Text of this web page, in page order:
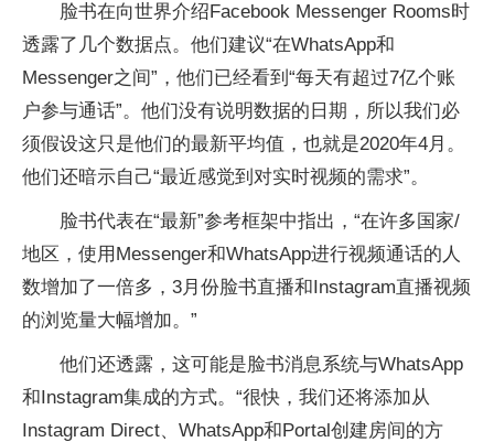
脸书在向世界介绍Facebook Messenger Rooms时
透露了几个数据点。他们建议“在WhatsApp和
Messenger之间”，他们已经看到“每天有超过7亿个账
户参与通话”。他们没有说明数据的日期，所以我们必
须假设这只是他们的最新平均值，也就是2020年4月。
他们还暗示自己“最近感觉到对实时视频的需求”。
脸书代表在“最新”参考框架中指出，“在许多国家/
地区，使用Messenger和WhatsApp进行视频通话的人
数增加了一倍多，3月份脸书直播和Instagram直播视频
的浏览量大幅增加。”
他们还透露，这可能是脸书消息系统与WhatsApp
和Instagram集成的方式。“很快，我们还将添加从
Instagram Direct、WhatsApp和Portal创建房间的方